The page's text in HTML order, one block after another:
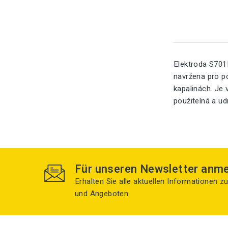
Elektroda
navržena pro
kapalinách. Je
použitelná a
Für unseren Newsletter
Erhalten Sie alle aktuellen Informationen
und Angeboten